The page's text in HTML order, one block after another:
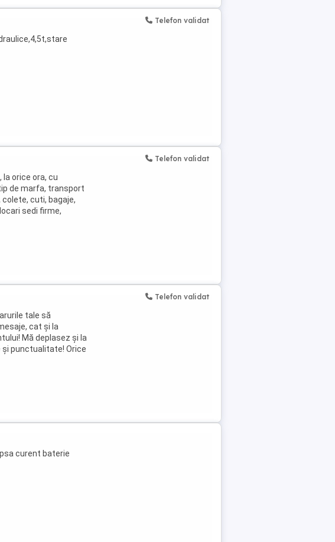
Telefon validat
orice ora, cu
de marfa, transport
cuti, bagaje,
sedi firme,
Telefon validat
tale să
cat și la
Mă deplasez și la
punctualitate! Orice
Telefon validat
curent baterie